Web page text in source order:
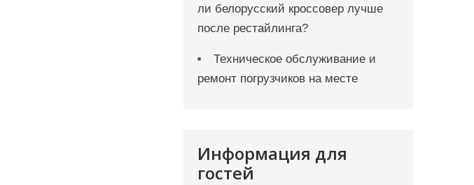
ли белорусский кроссовер лучше
после рестайлинга?
Техническое обслуживание и
ремонт погрузчиков на месте
Информация для
гостей